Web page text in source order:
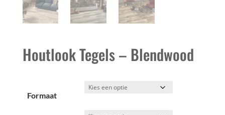
Houtlook Tegels – Blendwood
Formaat